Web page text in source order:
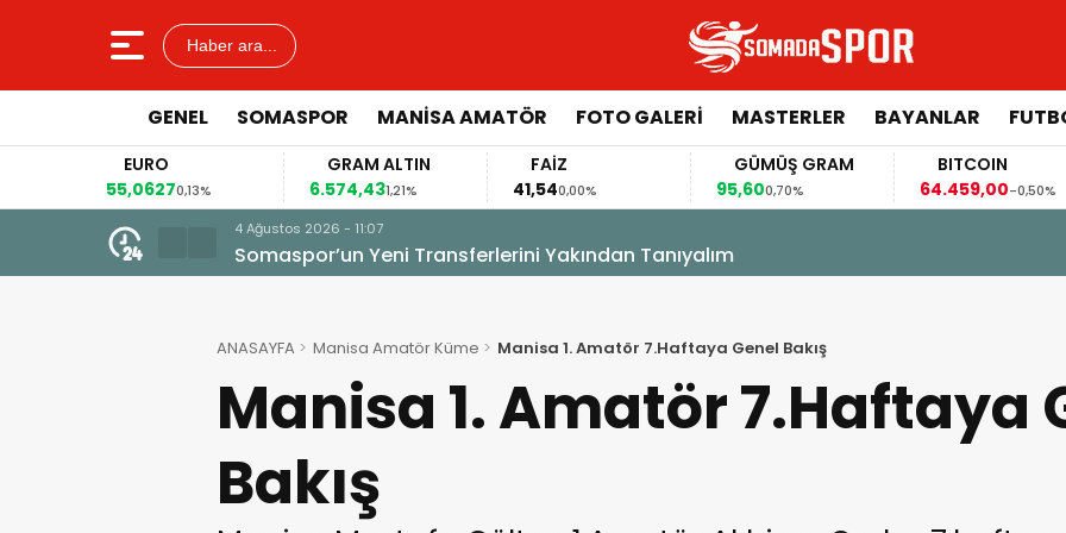
Haber ara...
GENEL SOMASPOR MANISA AMATÖR FOTO GALERI MASTERLER BAYANLAR
0,13%
GRAM ALTIN
6.574,431,21%
FAİZ
0,00%
GÜMÜŞ GRAM
95,600,70%
BITCOIN
64.459,00-0,50%
4 Ağustos 2026 - 11:07
Somaspor’un Yeni Transferlerini Yakından Tanıyalım
ANASAYFA Manisa Amatör Küme Manisa 1. Amatör 7.Haftaya Genel Bakış
Manisa 1. Amatör 7.Haftaya
Bakış